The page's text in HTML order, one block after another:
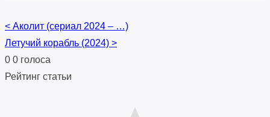
Posts
navigation
< Аколит (сериал 2024 – …)
Летучий корабль (2024) >
0 0 голоса
Рейтинг статьи